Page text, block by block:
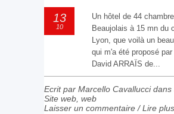
13
10
Un hôtel de 44
Beaujolais à 15 mn du
Lyon, que voilà un
qui m'a été proposé
David ARRAÏS de...
Ecrit par Marcello Cavallucci dans
Site web, web
Laisser un commentaire/Lire